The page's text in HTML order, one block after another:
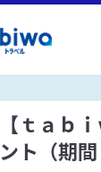
【ｔａｂ
ント（期